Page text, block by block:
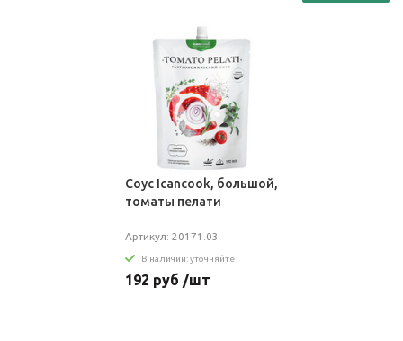
Соус Icancook, большой,
томаты пелати
Артикул: 20171.03
В наличии: уточняйте
192 руб /шт